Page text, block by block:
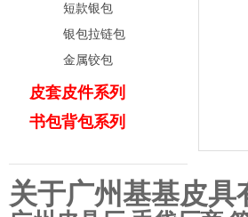
短款银包
银包拉链包
金属铰包
皮套皮件系列
书包背包系列
关于广州基基皮具